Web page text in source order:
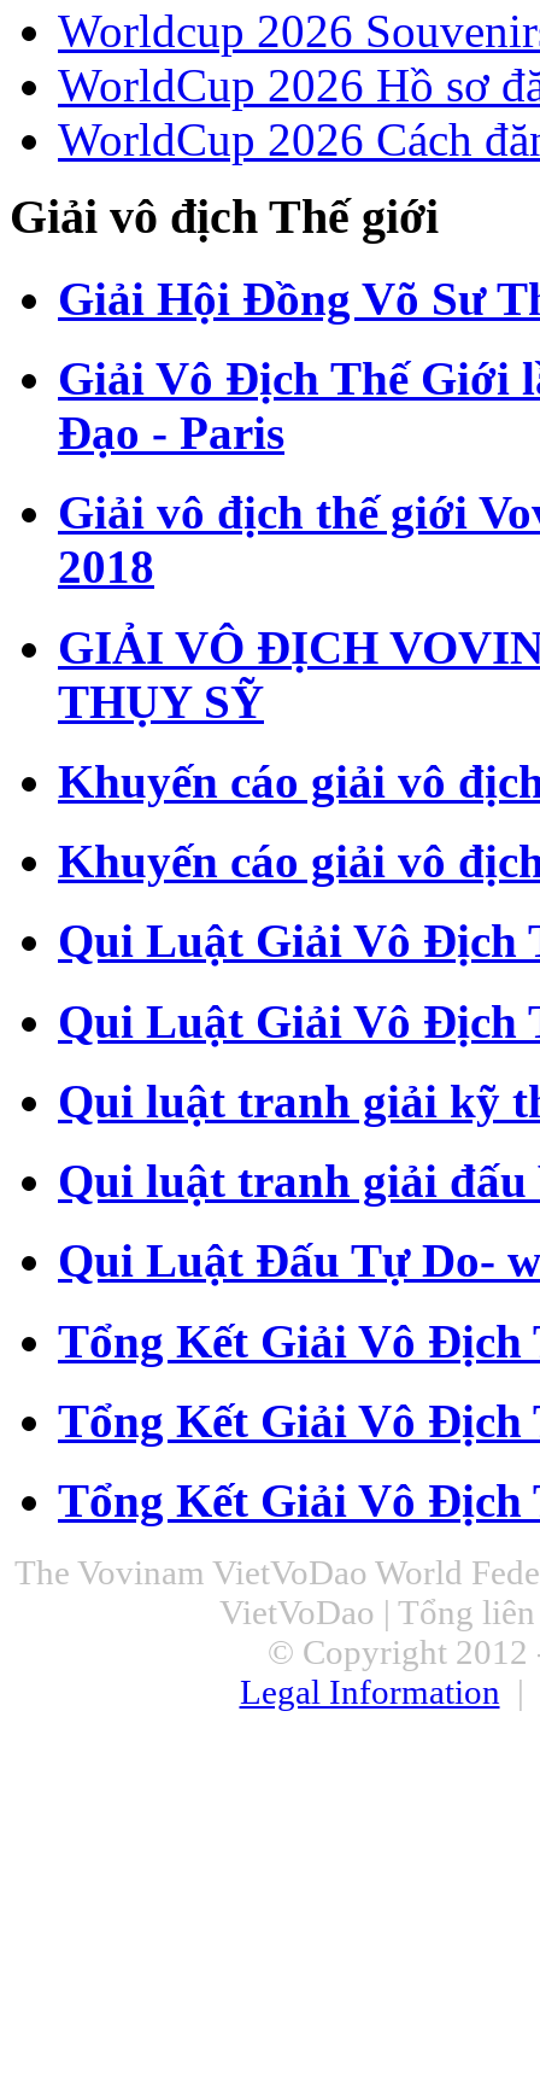
Worldcup 2026
WorldCup 2026 Hồ sơ
WorldCup 2026 Cách
Giải vô địch Thế giới
Giải Hội Đồng Võ Sư
Giải Vô Địch Thế Giới
Đạo - Paris
Giải vô địch thế giới
2018
GIẢI VÔ ĐỊCH
THỤY SỸ
Khuyến cáo giải vô
Khuyến cáo giải vô
Qui Luật Giải Vô Địch
Qui Luật Giải Vô Địch
Qui luật tranh giải kỹ
Qui luật tranh giải
Qui Luật Đấu Tự Do-
Tổng Kết Giải Vô Địch
Tổng Kết Giải Vô Địch
Tổng Kết Giải Vô Địch
The Vovinam VietVoDao World
VietVoDao | Tổng
© Copyright 2012
Legal Information